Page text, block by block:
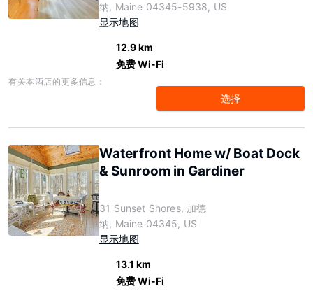
纳, Maine 04345-5938, US
显示地图
12.9 km
免费 Wi-Fi
有关本酒店的更多信息：
选择
Waterfront Home w/ Boat Dock
& Sunroom in Gardiner
31 Sunset Shores, 加德
纳, Maine 04345, US
显示地图
13.1 km
免费 Wi-Fi